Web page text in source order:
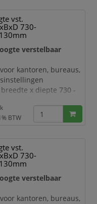
25 mm
120 kg
van 42 dB
van staal met
poedercoating
via 2
vst.
730-
verstelbaar
kantoren, bureaus,
x diepte 730 -
met
25 mm
120 kg
van 42 dB
van staal met
poedercoating
BTW
vst.
730-
verstelbaar
kantoren, bureaus,